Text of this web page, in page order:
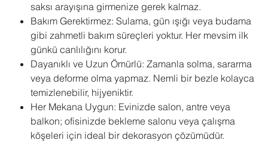
saksı arayışına girmenize gerek kalmaz.
Bakım Gerektirmez: Sulama, gün ışığı veya budama
gibi zahmetli bakım süreçleri yoktur. Her mevsim ilk
günkü canlılığını korur.
Dayanıklı ve Uzun Ömürlü: Zamanla solma, sararma
veya deforme olma yapmaz. Nemli bir bezle kolayca
temizlenebilir, hijyeniktir.
Her Mekana Uygun: Evinizde salon, antre veya
balkon; ofisinizde bekleme salonu veya çalışma
köşeleri için ideal bir dekorasyon çözümüdür.